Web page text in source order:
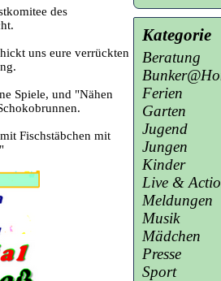
des
uns eure verrückten
Spiele, und "Nähen
Fischstäbchen mit
Kategorie
Beratung
Ferien
Garten
Jugend
Jungen
Kinder
Live &
Meldungen
Musik
Mädchen
Presse
Sport